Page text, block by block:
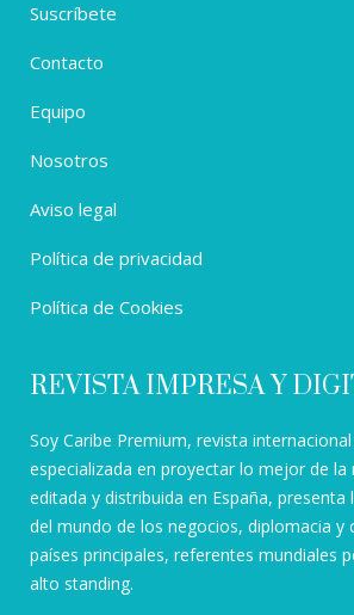
Suscríbete
Contacto
Equipo
Nosotros
Aviso legal
Política de privacidad
Política de Cookies
REVISTA IMPRESA Y
Soy Caribe Premium, revista
especializada en proyectar lo mejor de la
editada y distribuida en España, presenta
del mundo de los negocios, diplomacia y
países principales, referentes mundiales
alto standing.